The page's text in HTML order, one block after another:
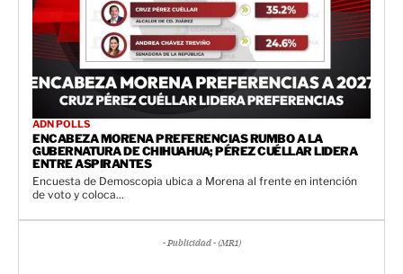
ADN POLLS
ENCABEZA MORENA PREFERENCIAS RUMBO A LA
GUBERNATURA DE CHIHUAHUA; PÉREZ CUÉLLAR LIDERA
ENTRE ASPIRANTES
Encuesta de Demoscopia ubica a Morena al frente en intención
de voto y coloca...
- Publicidad - (MR1)